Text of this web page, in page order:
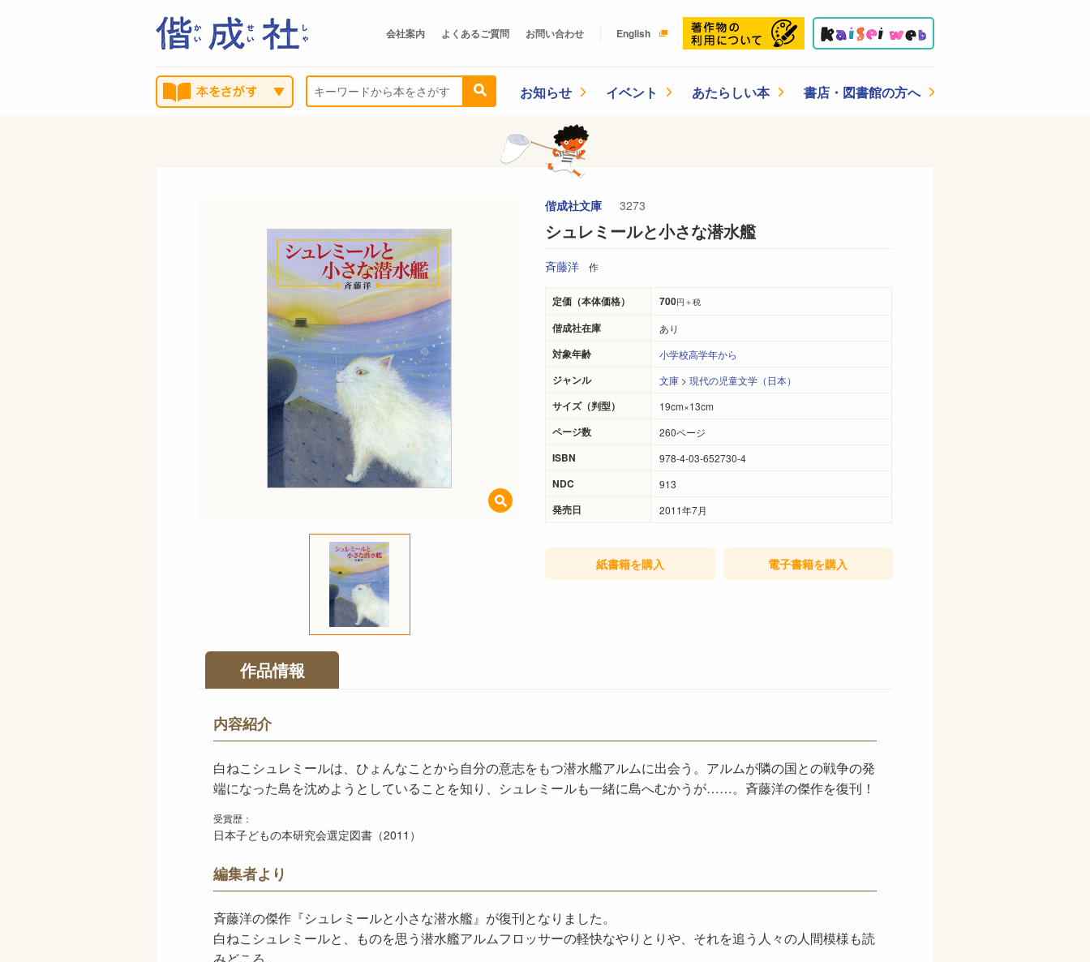
会社案内 よくあるご質問 お問い合わせ English
お知らせ イベント あたらしい本 書店・図書館の方へ
偕成社文庫 3273
シュレミールと小さな潜水艦
斉藤洋 作
定価（本体価格） 700円＋税
偕成社在庫 あり
対象年齢 小学校高学年から
ジャンル 文庫 >現代の児童文学（日本）
サイズ（判型） 19cm×13cm
ページ数 260ページ
ISBN 978-4-03-652730-4
NDC 913
発売日 2011年7月
紙書籍を購入 電子書籍を購入
作品情報
内容紹介
白ねこシュレミールは、ひょんなことから自分の意志をもつ潜水艦アルムに出会う。アルムが隣の国との戦争の発
端になった島を沈めようとしていることを知り、シュレミールも一緒に島へむかうが……。斉藤洋の傑作を復刊！
受賞歴：
日本子どもの本研究会選定図書（2011）
編集者より
斉藤洋の傑作『シュレミールと小さな潜水艦』が復刊となりました。
白ねこシュレミールと、ものを思う潜水艦アルムフロッサーの軽快なやりとりや、それを追う人々の人間模様も読